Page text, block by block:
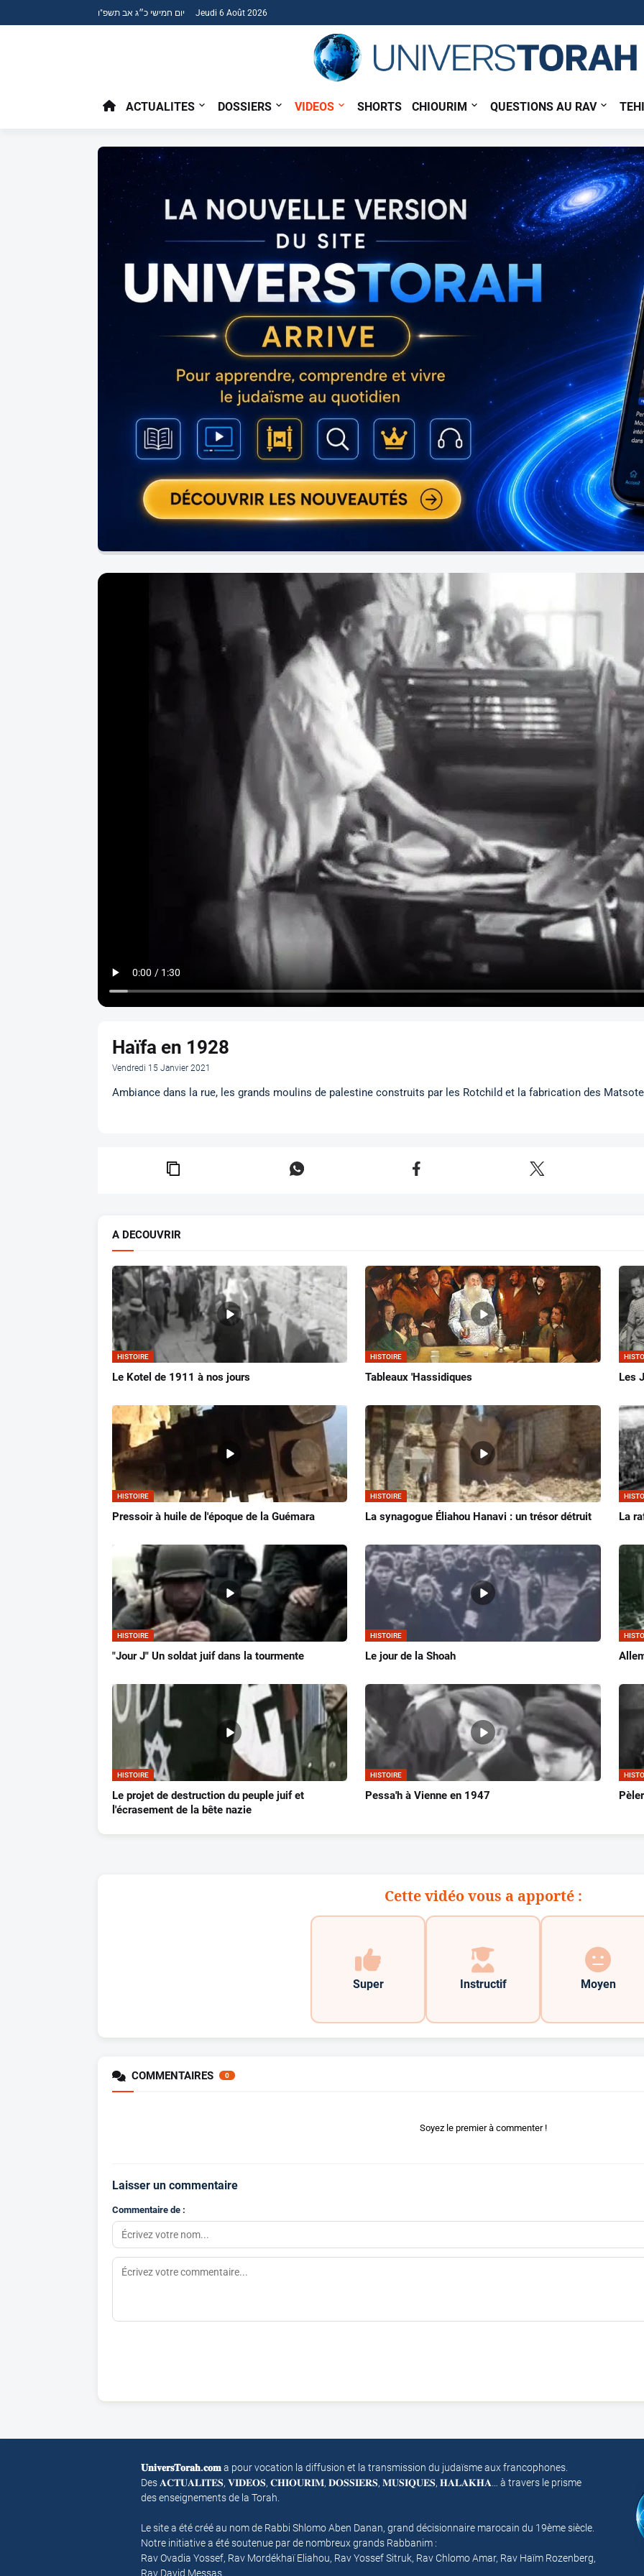
יום חמישי כ״ג אב תשפ"ו Jeudi 6 Août 2026
ACTUALITES DOSSIERS VIDEOS SHORTS CHIOURIM QUESTIONS AU RAV
Haïfa en 1928
Vendredi 15 Janvier 2021
Ambiance dans la rue, les grands moulins de palestine construits par les Rotchild et la fabrication des
A DECOUVRIR
HISTOIRE
Le Kotel de 1911 à nos jours
HISTOIRE
Tableaux 'Hassidiques Les
HISTOIRE
Pressoir à huile de l'époque de la Guémara
HISTOIRE
La synagogue Éliahou Hanavi : un trésor détruit La
HISTOIRE
"Jour J" Un soldat juif dans la tourmente
HISTOIRE
Le jour de la Shoah
HISTOIRE
Le projet de destruction du peuple juif et
l'écrasement de la bête nazie
HISTOIRE
Pessa'h à Vienne en 1947
Cette vidéo vous a apporté :
Super Instructif Moyen
COMMENTAIRES 0
Soyez le premier à commenter !
Laisser un commentaire
Commentaire de :
𝐔𝐧𝐢𝐯𝐞𝐫𝐬𝐓𝐨𝐫𝐚𝐡.𝐜𝐨𝐦a pour vocation la diffusion et la transmission du judaïsme aux francophones.
Des 𝐀𝐂𝐓𝐔𝐀𝐋𝐈𝐓𝐄𝐒, 𝐕𝐈𝐃𝐄𝐎𝐒, 𝐂𝐇𝐈𝐎𝐔𝐑𝐈𝐌, 𝐃𝐎𝐒𝐒𝐈𝐄𝐑𝐒, 𝐌𝐔𝐒𝐈𝐐𝐔𝐄𝐒, 𝐇𝐀𝐋𝐀𝐊𝐇𝐀… à travers le prisme
des enseignements de la Torah.
Le site a été créé au nom de Rabbi Shlomo Aben Danan, grand décisionnaire marocain du 19ème siècle.
Notre initiative a été soutenue par de nombreux grands Rabbanim :
Rav Ovadia Yossef, Rav Mordékhaï Eliahou, Rav Yossef Sitruk, Rav Chlomo Amar, Rav Haïm Rozenberg,
Rav David Messas.